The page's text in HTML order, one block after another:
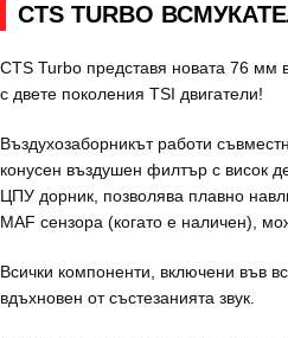
CTS TURBO
CTS Turbo представя новата 76 мм
с двете поколения TSI двигатели!
Въздухозаборникът работи
конусен въздушен филтър с висок
ЦПУ дорник, позволява плавно
MAF сензора (когато е наличен),
Всички компоненти, включени във
вдъхновен от състезанията звук.